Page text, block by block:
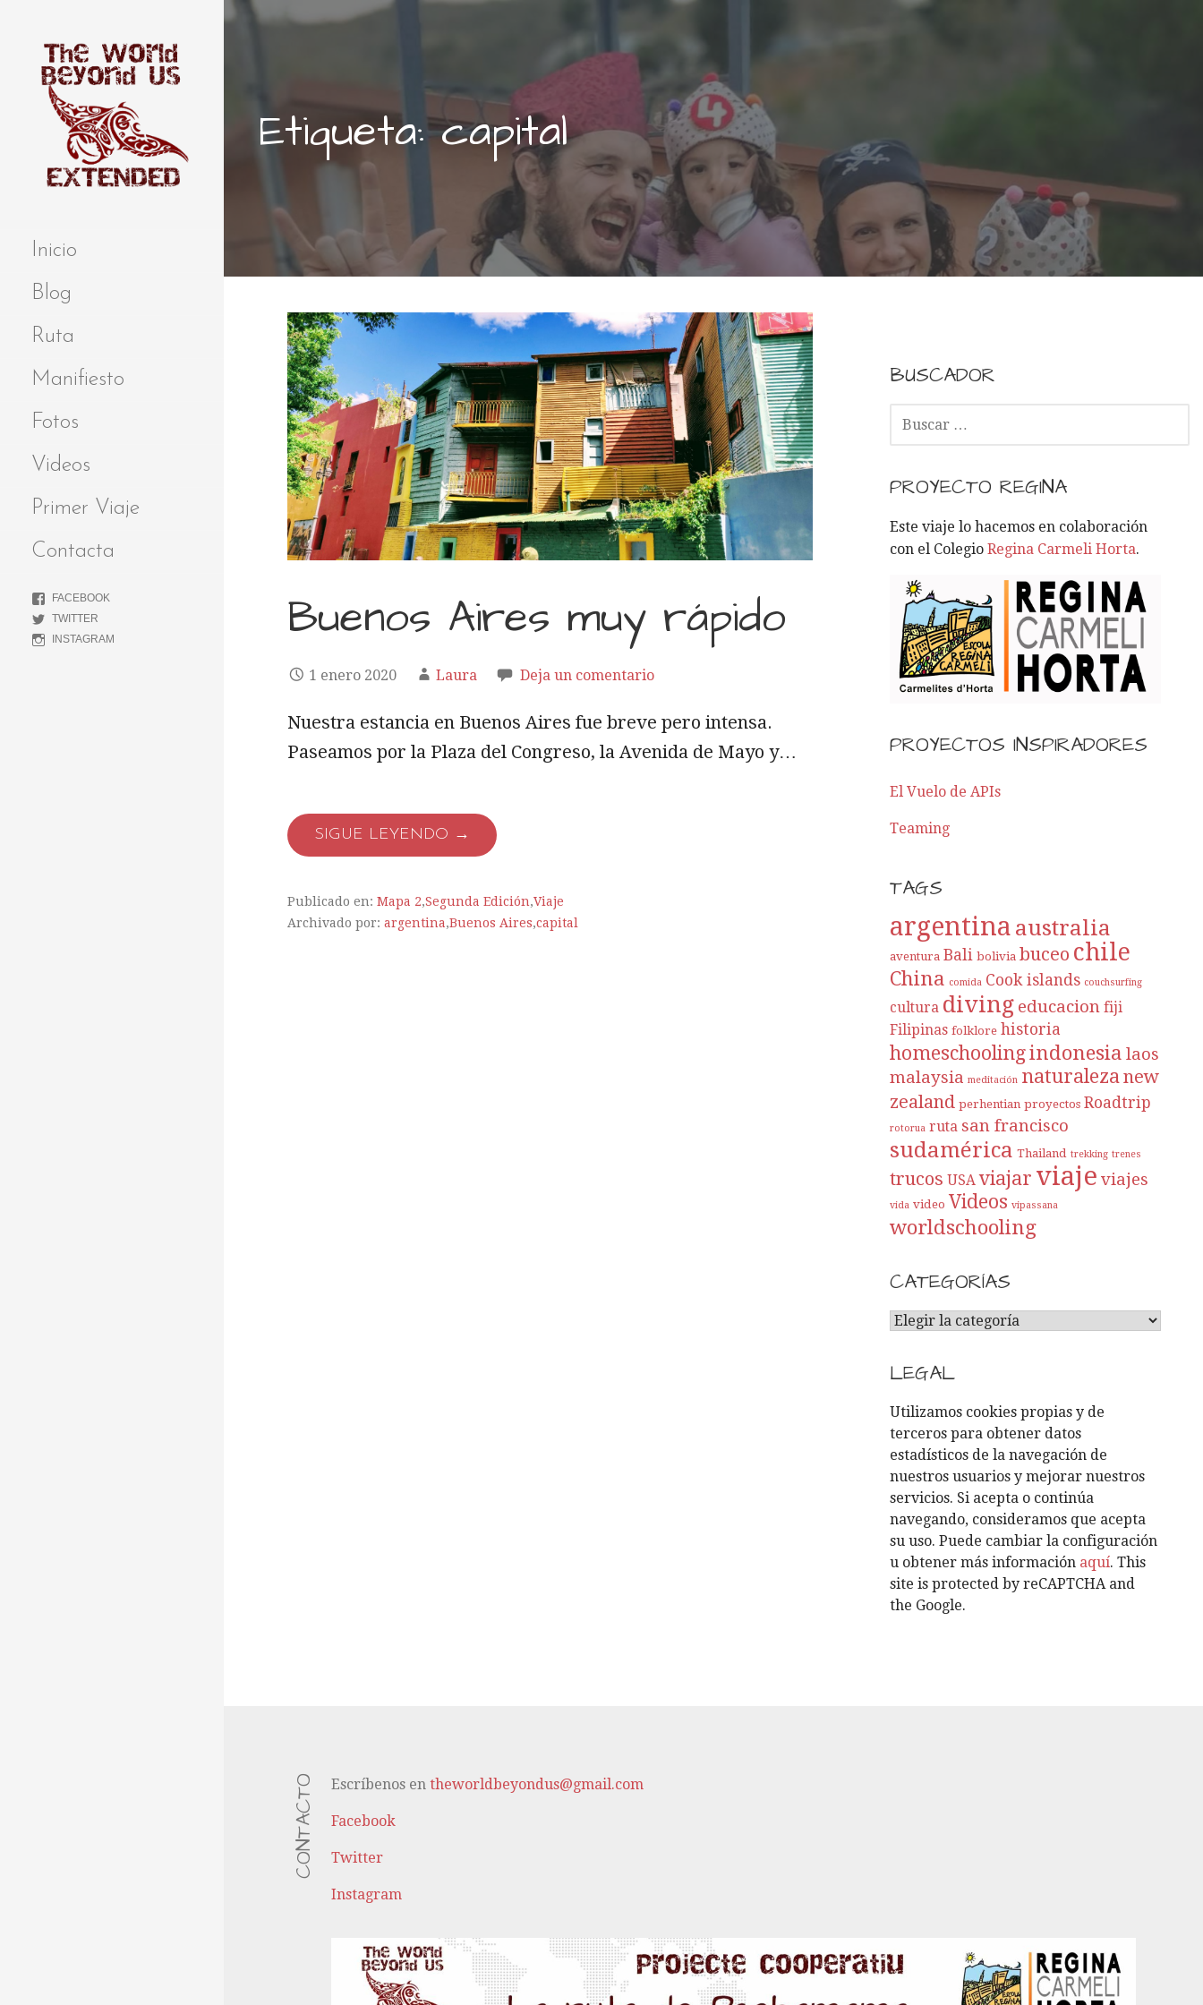
BEYOND US
Inicio
Blog
Ruta
Manifiesto
Fotos
Videos
Primer Viaje
Contacta
FACEBOOK
TWITTER
INSTAGRAM
Etiqueta: capital
Buenos Aires muy rápido
1 enero 2020 Laura Deja un comentario
Nuestra estancia en Buenos Aires fue breve pero intensa.
Paseamos por la Plaza del Congreso, la Avenida de Mayo y…
SIGUE LEYENDO →
Publicado en: Mapa 2,Segunda Edición,Viaje
Archivado por: argentina,Buenos Aires,capital
BUSCADOR
C
R
:
PROYECTO REGINA
Este viaje lo hacemos en colaboración
con el ColegioRegina Carmeli Horta.
PROYECTOS INSPIRADORES
El Vuelo de APIs
Teaming
TAGS
argentina australia
aventura Bali bolivia buceo chile
China comida Cook islands couchsurfing
cultura diving educacion fiji
Filipinas folklore historia
homeschoolingindonesia laos
malaysia meditación naturalezanew
zealand perhentian proyectos Roadtrip
rotorua ruta san francisco
sudamérica Thailand trekking trenes
trucos USA viajar viaje viajes
vida video Videos vipassana
worldschooling
CATEGORÍAS
C
T
E
G
O
R
Í
A
S
LEGAL
Utilizamos cookies propias y de
terceros para obtener datos
estadísticos de la navegación de
nuestros usuarios y mejorar nuestros
servicios. Si acepta o continúa
navegando, consideramos que acepta
su uso. Puede cambiar la configuración
u obtener más información aquí. This
site is protected by reCAPTCHA and
the Google.
CONTACTO Escríbenos entheworldbeyondus@gmail.com
Facebook
Twitter
Instagram